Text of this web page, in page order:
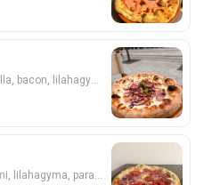
Juhtúrós-tejfölös alap, mozzarella, bacon, lilahagyma
fokhagymás alap, sonka, szalámi, lilahagyma, paradicsom, sajt